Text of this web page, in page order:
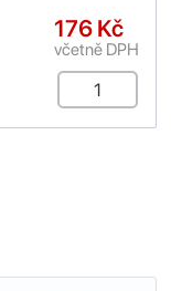
176 Kč
včetně DPH